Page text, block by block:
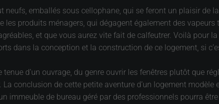
emballés sous cellophane, qui se feront un plaisir de
produits ménagers, qui dégagent également des vapeurs
et que vous aurez vite fait de calfeutrer. Voilà pour la
dans la conception et la construction de ce logement, si
d’un ouvrage, du genre ouvrir les fenêtres plutôt que
conclusion de cette petite aventure d’un logement modèle
immeuble de bureau géré par des professionnels pourra